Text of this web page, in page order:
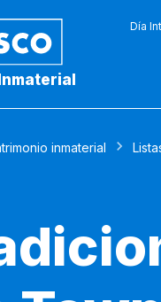
Día
inmaterial